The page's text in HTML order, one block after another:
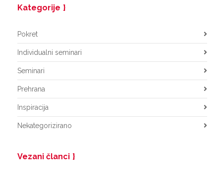
Kategorije
Pokret
Individualni seminari
Seminari
Prehrana
Inspiracija
Nekategorizirano
Vezani članci